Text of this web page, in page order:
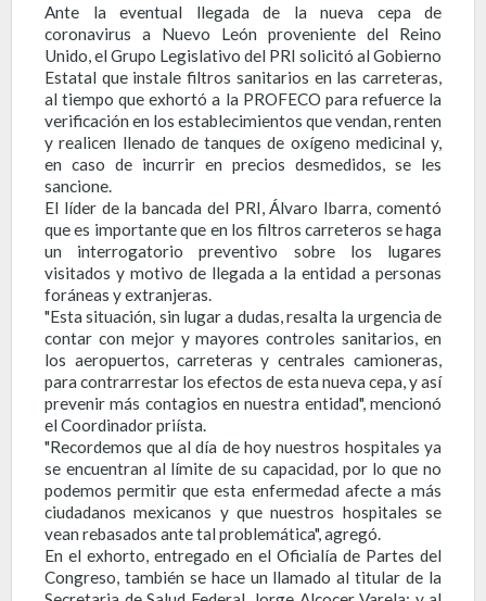
Ante la eventual llegada de la nueva cepa de
coronavirus a Nuevo León proveniente del Reino
Unido, el Grupo Legislativo del PRI solicitó al Gobierno
Estatal que instale filtros sanitarios en las carreteras,
al tiempo que exhortó a la PROFECO para refuerce la
verificación en los establecimientos que vendan, renten
y realicen llenado de tanques de oxígeno medicinal y,
en caso de incurrir en precios desmedidos, se les
sancione.
El líder de la bancada del PRI, Álvaro Ibarra, comentó
que es importante que en los filtros carreteros se haga
un interrogatorio preventivo sobre los lugares
visitados y motivo de llegada a la entidad a personas
foráneas y extranjeras.
"Esta situación, sin lugar a dudas, resalta la urgencia de
contar con mejor y mayores controles sanitarios, en
los aeropuertos, carreteras y centrales camioneras,
para contrarrestar los efectos de esta nueva cepa, y así
prevenir más contagios en nuestra entidad", mencionó
el Coordinador priísta.
"Recordemos que al día de hoy nuestros hospitales ya
se encuentran al límite de su capacidad, por lo que no
podemos permitir que esta enfermedad afecte a más
ciudadanos mexicanos y que nuestros hospitales se
vean rebasados ante tal problemática", agregó.
En el exhorto, entregado en el Oficialía de Partes del
Congreso, también se hace un llamado al titular de la